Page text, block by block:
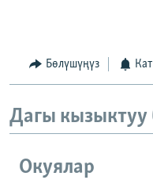
Бөлүшүңүз
Дагы кызыктуу
Окуялар